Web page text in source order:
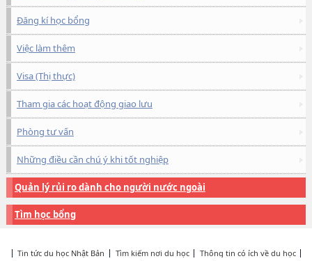
Đăng kí học bổng
Việc làm thêm
Visa (Thị thực)
Tham gia các hoạt động giao lưu
Phòng tư vấn
Những điều cần chú ý khi tốt nghiệp
Quản lý rủi ro dành cho người nước ngoài
Tìm học bổng
Tin tức du học Nhật Bản Tìm kiếm nơi du học
Thông tin có ích về du học